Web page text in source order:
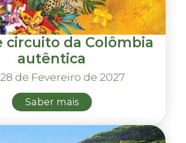
circuito da Colômbia
autêntica
28 de Fevereiro de 2027
Saber mais